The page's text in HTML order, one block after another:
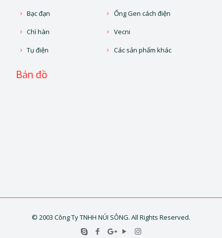
Bạc đạn
Chì hàn
Tụ điện
Ống Gen cách điện
Vecni
Các sản phẩm khác
Bản đồ
© 2003 Công Ty TNHH NÚI SÔNG. All Rights Reserved.